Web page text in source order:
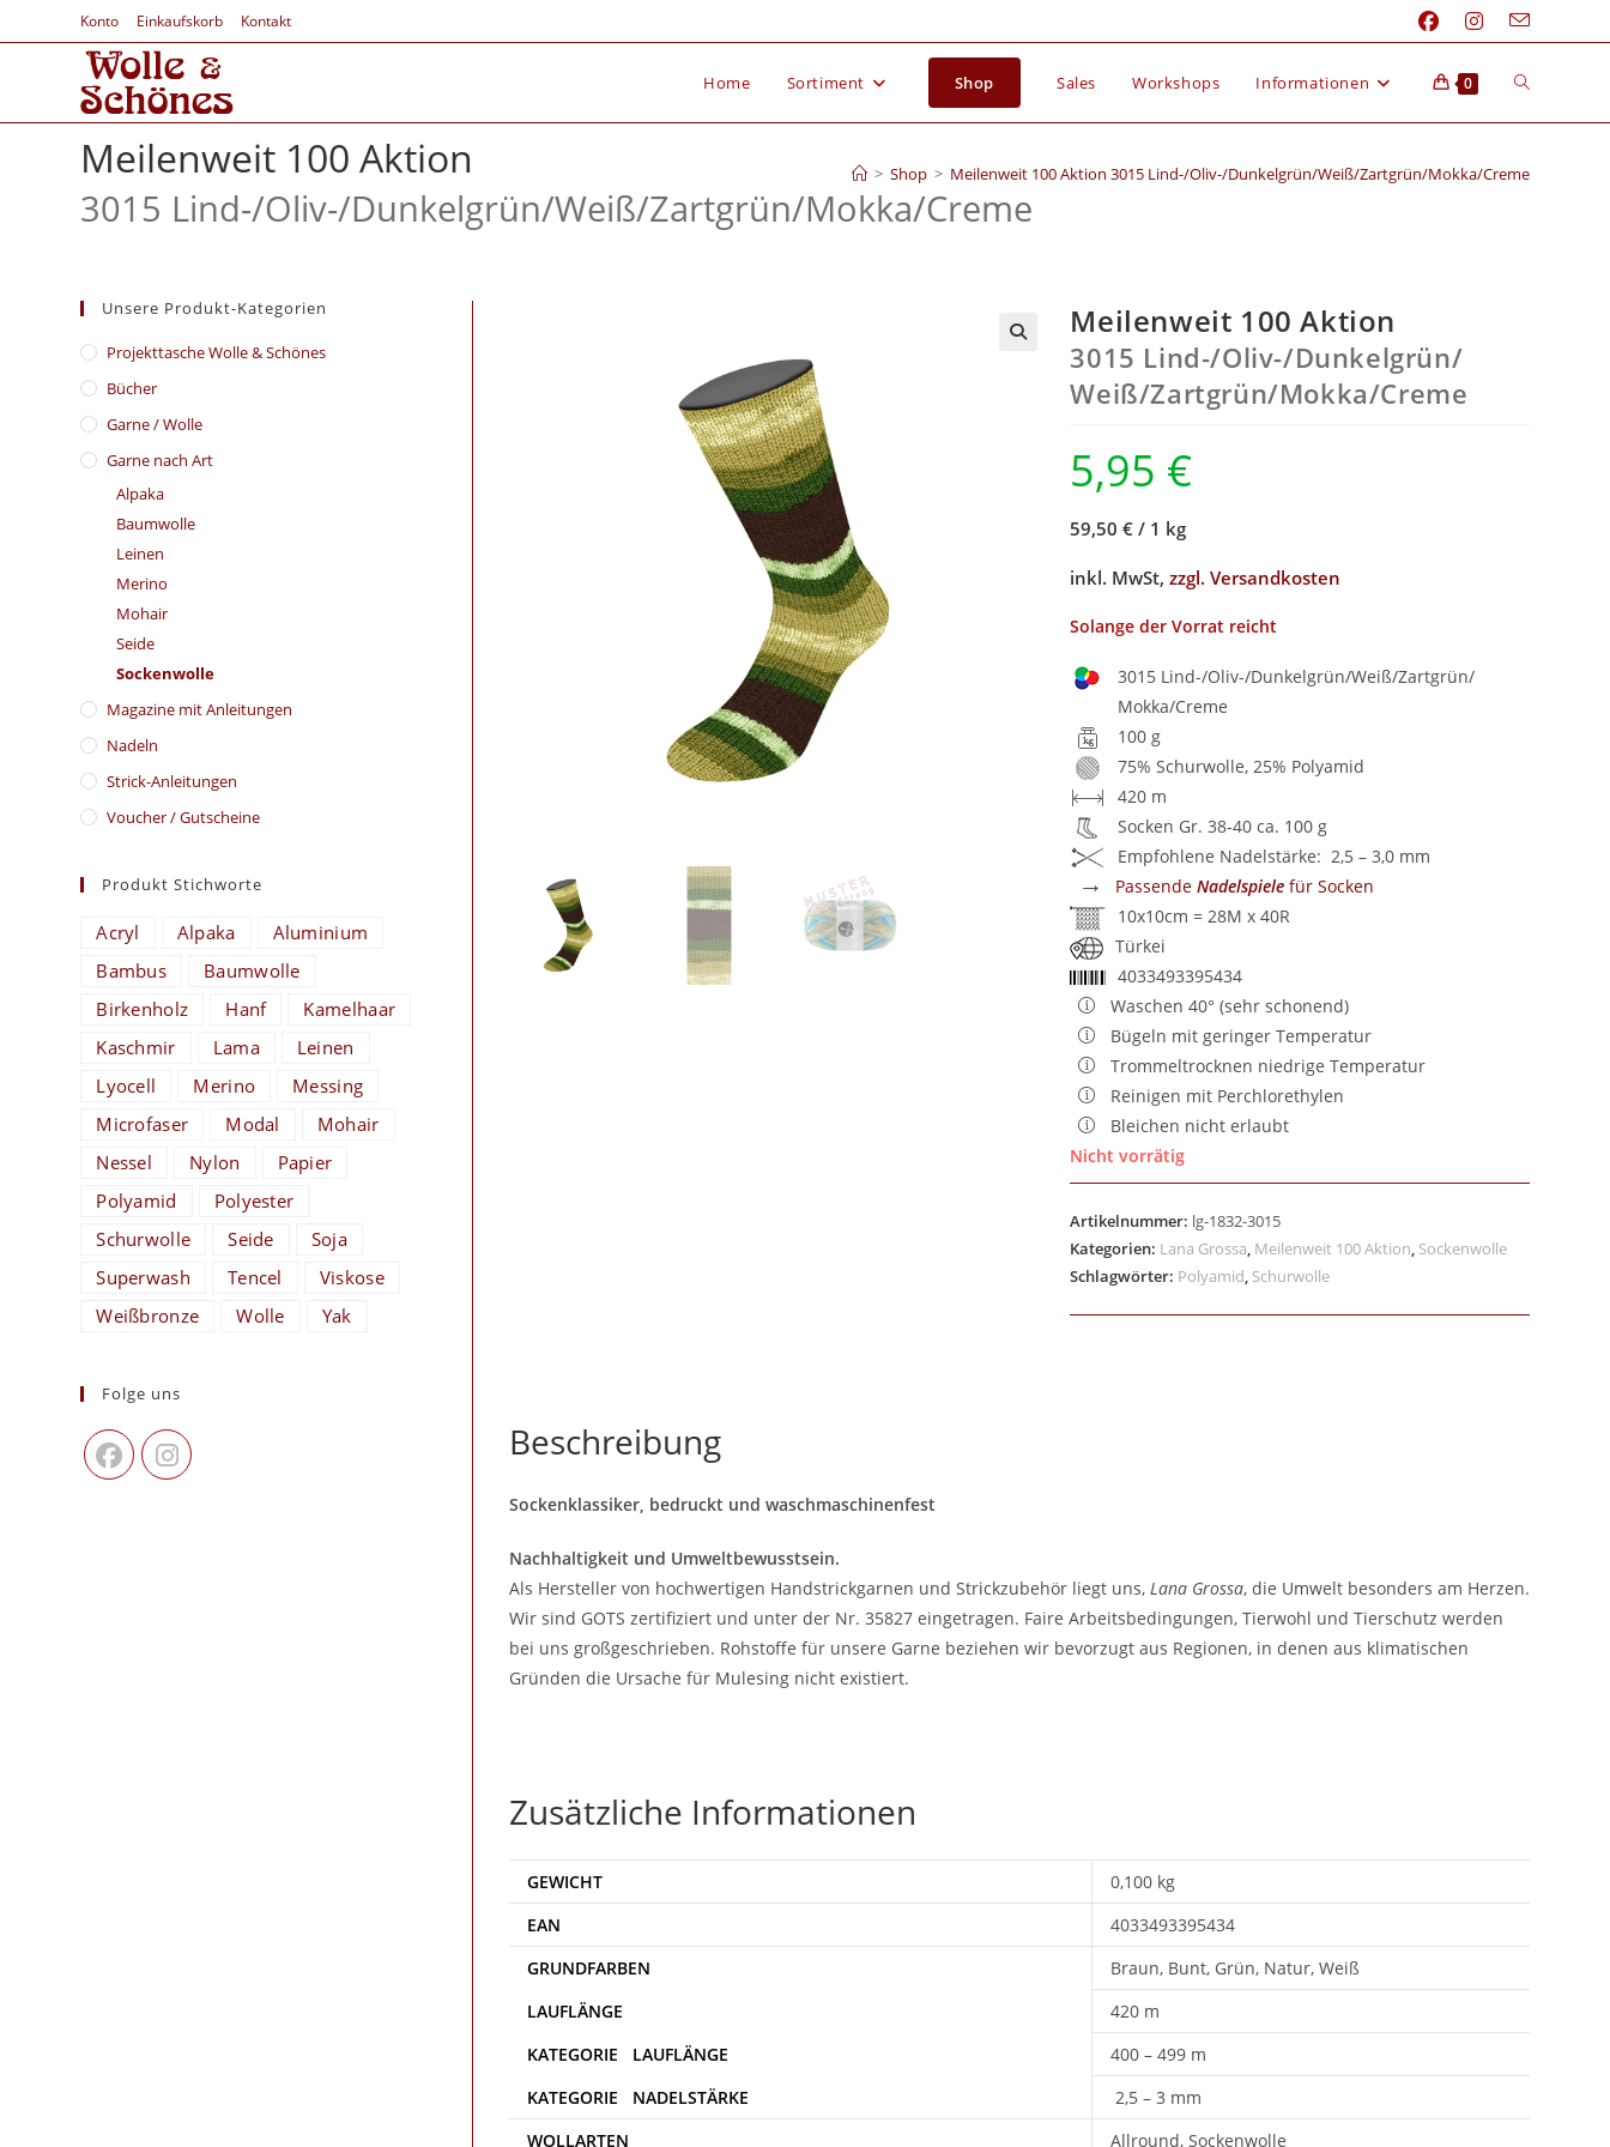
Konto Einkaufskorb Kontakt
Home Sortiment Shop Sales Workshops Informationen 0
Meilenweit 100 Aktion
3015 Lind-/Oliv-/Dunkelgrün/Weiß/Zartgrün/Mokka/Creme
> Shop > Meilenweit 100 Aktion 3015 Lind-/Oliv-/Dunkelgrün/Weiß/Zartgrün/Mokka/Creme
Meilenweit 100 Aktion
3015 Lind-/Oliv-/Dunkelgrün/
Weiß/Zartgrün/Mokka/Creme
5,95 €
59,50 € / 1 kg
inkl. MwSt,zzgl. Versandkosten
Solange der Vorrat reicht
3015 Lind-/Oliv-/Dunkelgrün/Weiß/Zartgrün/
Mokka/Creme
100 g
75% Schurwolle, 25% Polyamid
420 m
Socken Gr. 38-40 ca. 100 g
Empfohlene Nadelstärke: 2,5 – 3,0 mm
→ PassendeNadelspiele für Socken
10x10cm = 28M x 40R
Türkei
4033493395434
Waschen 40° (sehr schonend)
Bügeln mit geringer Temperatur
Trommeltrocknen niedrige Temperatur
Reinigen mit Perchlorethylen
Bleichen nicht erlaubt
Nicht vorrätig
Artikelnummer: lg-1832-3015
Kategorien: Lana Grossa, Meilenweit 100 Aktion, Sockenwolle
Schlagwörter: Polyamid, Schurwolle
Beschreibung
Sockenklassiker, bedruckt und waschmaschinenfest
Nachhaltigkeit und Umweltbewusstsein.
Als Hersteller von hochwertigen Handstrickgarnen und Strickzubehör liegt uns, Lana Grossa, die Umwelt besonders am Herzen.
Wir sind GOTS zertifiziert und unter der Nr. 35827 eingetragen. Faire Arbeitsbedingungen, Tierwohl und Tierschutz werden
bei uns großgeschrieben. Rohstoffe für unsere Garne beziehen wir bevorzugt aus Regionen, in denen aus klimatischen
Gründen die Ursache für Mulesing nicht existiert.
Zusätzliche Informationen
GEWICHT
0,100 kg
EAN
4033493395434
Braun, Bunt, Grün, Natur, Weiß
420 m
400 – 499 m
2,5 – 3 mm
WOLLARTEN
Allround, Sockenwolle
Unsere Produkt-Kategorien
​Projekttasche Wolle & Schönes
Bücher
Garne / Wolle
Garne nach Art
Alpaka
Baumwolle
Leinen
Merino
Mohair
Seide
Sockenwolle
Magazine mit Anleitungen
Nadeln
Strick-Anleitungen
Voucher / Gutscheine
Produkt Stichworte
Acryl Alpaka
Aluminium
Bambus
Baumwolle
Birkenholz
Hanf
Kamelhaar
Kaschmir
Lama
Leinen
Lyocell
Merino
Messing
Microfaser
Modal
Mohair
Nessel
Nylon
Papier
Polyamid
Polyester
Schurwolle
Seide
Soja
Superwash
Tencel
Viskose
Weißbronze
Wolle Yak
Folge uns